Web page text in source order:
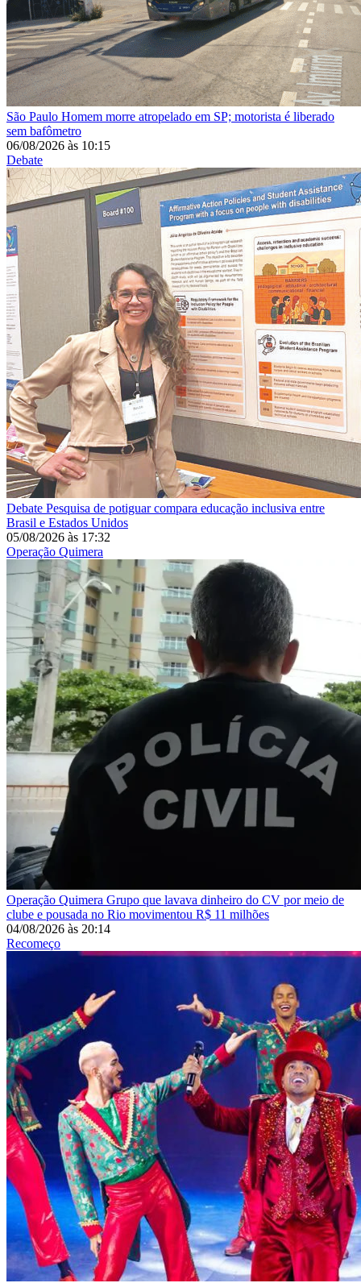
São Paulo Homem morre atropelado em SP; motorista é liberado
sem bafômetro
06/08/2026 às 10:15
Debate
Debate Pesquisa de potiguar compara educação inclusiva entre
Brasil e Estados Unidos
05/08/2026 às 17:32
Operação Quimera
Operação Quimera Grupo que lavava dinheiro do CV por meio de
clube e pousada no Rio movimentou R$ 11 milhões
04/08/2026 às 20:14
Recomeço